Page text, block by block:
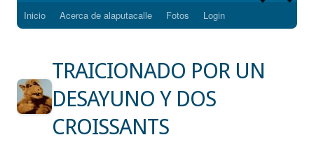
Saltar
contenido
Inicio Acerca de alaputacalle Fotos Login
TRAICIONADO POR UN
DESAYUNO Y DOS
CROISSANTS